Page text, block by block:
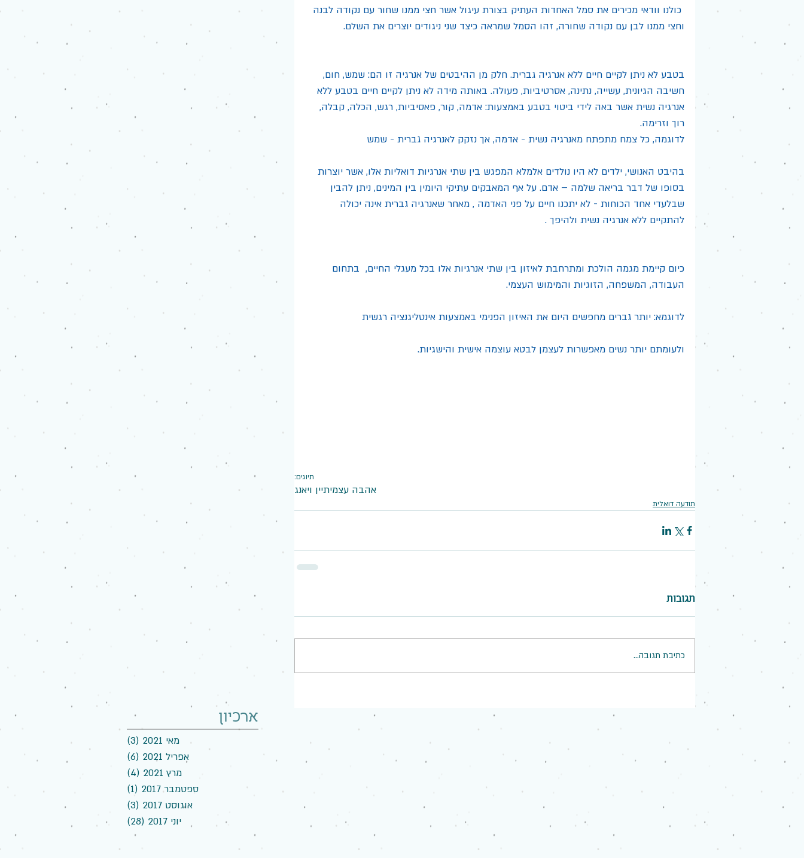
ארכיון
כולנו וודאי מכירים את סמל האחדות העתיק בצורת עיגול אשר חצי ממנו שחור עם נקודה לבנה
וחצי ממנו לבן עם נקודה שחורה, זהו הסמל שמראה כיצד שני ניגודים יוצרים את השלם.
בטבע לא ניתן לקיים חיים ללא אנרגיה גברית. חלק מן ההיבטים של אנרגיה זו הם: שמש, חום,
חשיבה הגיונית, עשייה, נתינה, אסרטיביות, פעולה. באותה מידה לא ניתן לקיים חיים בטבע ללא
אנרגיה נשית אשר באה לידי ביטוי בטבע באמצעות: אדמה, קור, פאסיביות, רגש, הכלה, קבלה,
רוך וזרימה.
לדוגמה, כל צמח מתפתח מאנרגיה נשית - אדמה, אך נזקק לאנרגיה גברית - שמש
בהיבט האנושי, ילדים לא היו נולדים אלמלא המפגש בין שתי אנרגיות דואליות אלו, אשר יוצרות
בסופו של דבר בריאה שלמה – אדם. על אף המאבקים עתיקי היומין בין המינים, ניתן להבין
שבלעדי אחד הכוחות - לא יתכנו חיים על פני האדמה , מאחר שאנרגיה גברית אינה יכולה
להתקיים ללא אנרגיה נשית ולהיפך .
כיום קיימת מגמה הולכת ומתרחבת לאיזון בין שתי אנרגיות אלו בכל מעגלי החיים,  בתחום
העבודה, המשפחה, הזוגיות והמימוש העצמי.
לדוגמא: יותר גברים מחפשים היום את האיזון הפנימי באמצעות אינטליגנציה רגשית
ולעומתם יותר נשים מאפשרות לעצמן לבטא עוצמה אישית והישגיות.
תיוגים:
אהבה עצמיתיין ויאנג
תודעה דואלית
תגובות
כתיבת תגובה...
מאי 2021 (3)
אפריל 2021
(6)
מרץ 2021
(4)
ספטמבר 2017
(1)
אוגוסט 2017
(3)
יוני 2017
(28)